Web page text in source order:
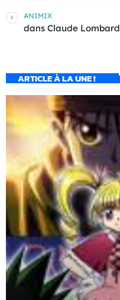
ANIMIX
dans Claude Lombard
ARTICLE À LA UNE !